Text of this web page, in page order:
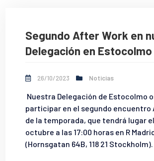
Segundo After Work en
Delegación en Estocolmo
26/10/2023 Noticias
Nuestra Delegación de Estocolmo
participar en el segundo encuentro
de la temporada, que tendrá lugar
octubre a las 17:00 horas en R
(Hornsgatan 64B, 118 21 Stockholm).